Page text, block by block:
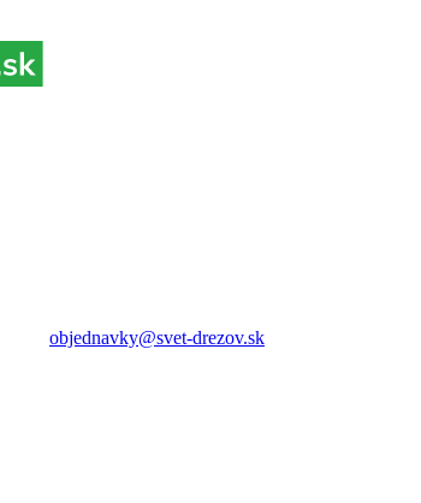
objednavky@svet-drezov.sk